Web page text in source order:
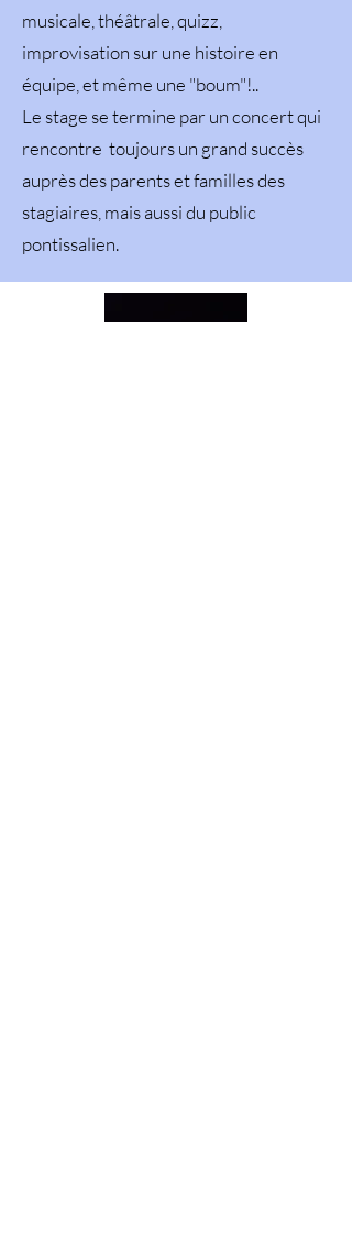
musicale, théâtrale, quizz,
improvisation sur une histoire en
équipe, et même une "boum"!..
Le stage se termine par un concert qui
rencontre toujours un grand succès
auprès des parents et familles des
stagiaires, mais aussi du public
pontissalien.